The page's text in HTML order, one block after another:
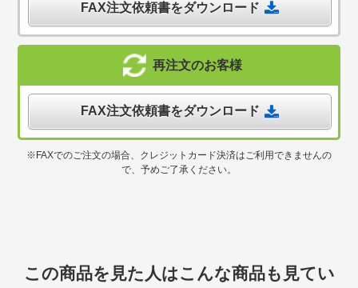
FAX注文依頼書をダウンロード
再注文のお客様
FAX注文依頼書をダウンロード
※FAXでのご注文の場合、クレジットカード決済はご利用できませんの
で、予めご了承ください。
この商品を見た人はこんな商品も見てい